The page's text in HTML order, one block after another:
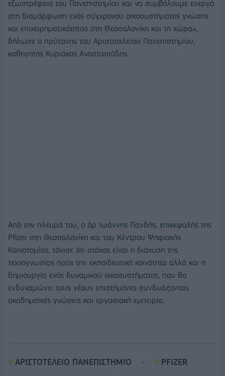
εξωστρέφεια του Πανεπιστημίου και να συμβάλουμε ενεργά
στη διαμόρφωση ενός σύγχρονου οικοσυστήματος γνώσης
και επιχειρηματικότητας στη Θεσσαλονίκη και τη χώρα»,
δήλωσε ο πρύτανης του Αριστοτελείου Πανεπιστημίου,
καθηγητής Κυριάκος Αναστασιάδης.
Από την πλευρά του, ο Δρ Ιωάννης Πανδής, επικεφαλής της
Pfizer στη Θεσσαλονίκη και του Κέντρου Ψηφιακής
Καινοτομίας, τόνισε ότι στόχος είναι η διάχυση της
τεχνογνωσίας προς την εκπαιδευτική κοινότητα αλλά και η
δημιουργία ενός δυναμικού οικοσυστήματος, που θα
ενδυναμώνει τους νέους επιστήμονες συνδυάζοντας
ακαδημαϊκές γνώσεις και εργασιακή εμπειρία.
ΑΡΙΣΤΟΤΕΛΕΙΟ ΠΑΝΕΠΙΣΤΗΜΙΟ PFIZER